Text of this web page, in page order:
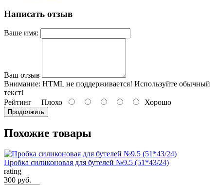
Написать отзыв
Ваше имя:
Ваш отзыв
Внимание: HTML не поддерживается! Используйте обычный
текст!
Рейтинг Плохо Хорошо
Продолжить
Похожие товары
Пробка силиконовая для бутелей №9.5 (51*43/24)
rating
300 руб.